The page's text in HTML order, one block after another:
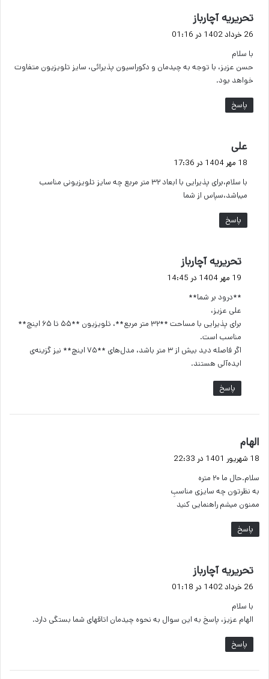
تحریریه آچارباز
ف
26 خرداد 1402 در 01:16
با سلام
حسن عزیز، با توجه به چیدمان و دکوراسیون پذیرائی، سایز تلویزیون متفاوت
خواهد بود.
پاسخ
علی
ت
:
18 مهر 1404 در 17:36
با سلام،برای پذیرایی با ابعاد ۳۲ متر مربع چه سایز تلویزیونی مناسب
میباشد،سپاس از شما
پاسخ
تحریریه آچارباز
19 مهر 1404 در 14:45
**درود بر شما**
علی عزیز،
برای پذیرایی با مساحت **۳۲ متر مربع**، تلویزیون **۵۵ تا ۶۵ اینچ**
مناسب است.
اگر فاصله دید بیش از ۳ متر باشد، مدل‌های **۷۵ اینچ** نیز گزینه‌ی
ایده‌آلی هستند.
پاسخ
الهام
ت
:
18 شهریور 1401 در 22:33
سلام.حال ما ۲۰ متره
به نظرتون چه سایزی مناسبِ
ممنون میشم راهنمایی کنید
پاسخ
تحریریه آچارباز
ف
26 خرداد 1402 در 01:18
با سلام
الهام عزیز، پاسخ به این سوال به نحوه چیدمان اتاقهای شما بستگی دارد.
پاسخ